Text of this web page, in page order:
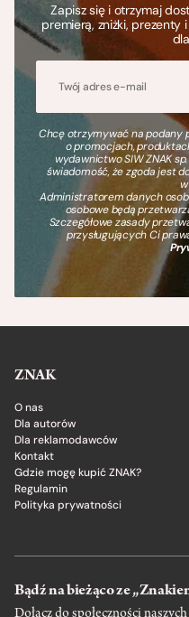
Zapisz się i otrzymaj
premierą, zniżki,
Chcę otrzymywać na podany
o promocjach,
wydawnictwo SIW ZNAK
świadomość, że zgoda jest
Administratorem danych
osobowe będą
Szczegółowe zasady
przysługujących Ci
ZNAK
O nas
Dla autorów
Dla reklamodawców
Kontakt
Gdzie mogę kupić ZNAK?
Regulamin
Polityka prywatności
Bądź na bieżąco ze
Dołącz do społeczności